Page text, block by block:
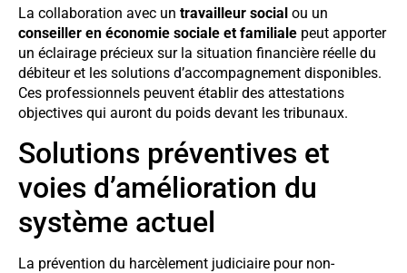
La collaboration avec un travailleur social ou un
conseiller en économie sociale et familiale peut apporter
un éclairage précieux sur la situation financière réelle du
débiteur et les solutions d’accompagnement disponibles.
Ces professionnels peuvent établir des attestations
objectives qui auront du poids devant les tribunaux.
Solutions préventives et
voies d’amélioration du
système actuel
La prévention du harcèlement judiciaire pour non-